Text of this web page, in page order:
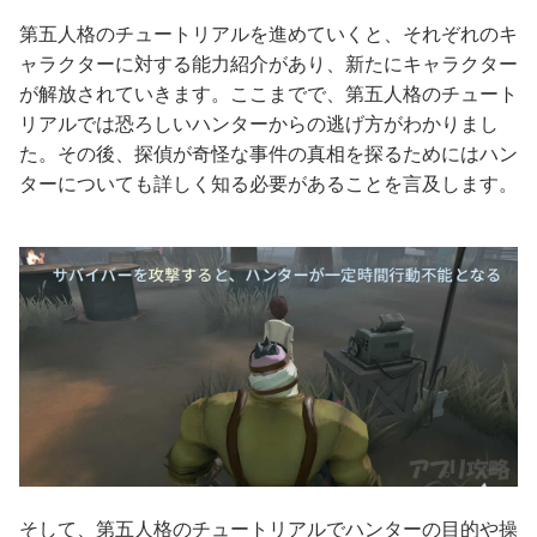
第五人格のチュートリアルを進めていくと、それぞれのキ
ャラクターに対する能力紹介があり、新たにキャラクター
が解放されていきます。ここまでで、第五人格のチュート
リアルでは恐ろしいハンターからの逃げ方がわかりまし
た。その後、探偵が奇怪な事件の真相を探るためにはハン
ターについても詳しく知る必要があることを言及します。
そして、第五人格のチュートリアルでハンターの目的や操